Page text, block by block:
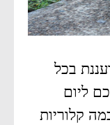
בכל
ליום
קלוריות